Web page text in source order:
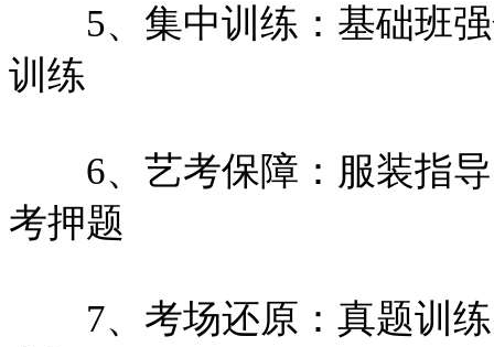
5、集中训练：基础班强
训练
6、艺考保障：服装指导
考押题
7、考场还原：真题训练